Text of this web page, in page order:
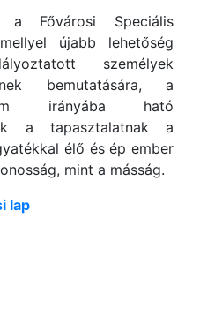
a Fővárosi Speciális
újabb lehetőség
személyek
bemutatására, a
irányába ható
a tapasztalatnak a
élő és ép ember
mint a másság.
lap